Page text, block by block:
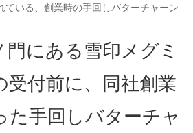
ている、創業時の手回しバターチャーン
にある雪印メグミ
受付前に、同社創業
た手回しバターチャ